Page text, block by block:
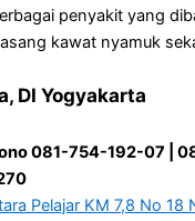
penyakit yang
kawat nyamuk
DI Yogyakarta
081-754-192-07 |
Pelajar KM 7,8 No 18